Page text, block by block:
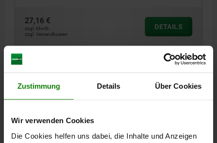
Zustimmung Details Über Cookies
Wir verwenden Cookies
Die Cookies helfen uns dabei, die Inhalte und Anzeigen
27,16 €
zzgl. MwSt.
zzgl. Versandkosten
DETAILS